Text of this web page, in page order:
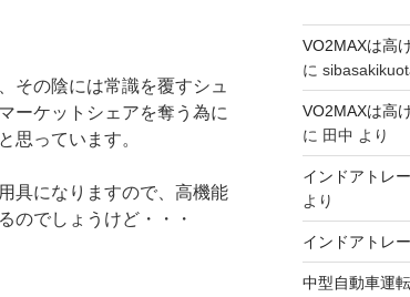
その陰には常識を覆すシュ
ーケットシェアを奪う為に
思っています。
具になりますので、高機能
のでしょうけど・・・
VO2MAXは高
に
VO2MAXは高
に 田中 より
インドアトレ
より
インドアトレ
中型自動車運